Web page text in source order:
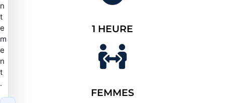
1 HEURE
FEMMES
n
t
e
m
e
n
t
.